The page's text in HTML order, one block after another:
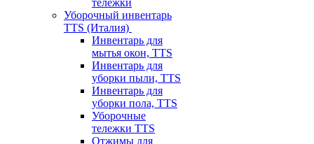
тележки
Уборочный инвентарь
TTS (Италия)
Инвентарь для
мытья окон, TTS
Инвентарь для
уборки пыли, TTS
Инвентарь для
уборки пола, TTS
Уборочные
тележки TTS
Отжимы для